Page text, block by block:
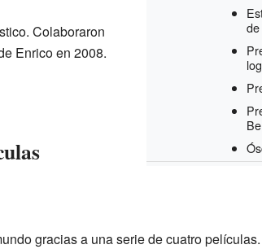
Colaboraron
Enrico en 2008.
gracias a una serie de cuatro